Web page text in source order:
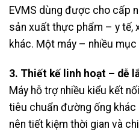
EVMS dùng được cho cấp
sản xuất thực phẩm – y tế,
khác. Một máy – nhiều
3. Thiết kế linh hoạt – dễ
Máy hỗ trợ nhiều kiểu kết
tiêu chuẩn đường ống khác
nên tiết kiệm thời gian và